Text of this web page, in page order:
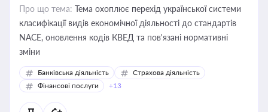
Про що тема: Тема охоплює перехід української системи
класифікації видів економічної діяльності до стандартів
NACE, оновлення кодів КВЕД та пов'язані нормативні
зміни
Банківська діяльність
Страхова діяльність
Фінансові послуги
+13